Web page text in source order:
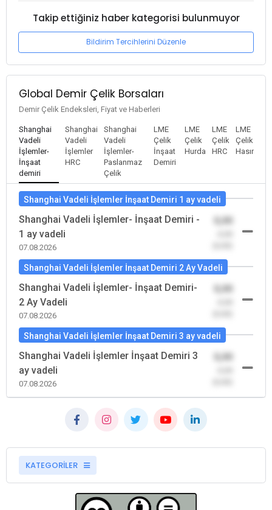
Takip ettiğiniz haber kategorisi bulunmuyor
Bildirim Tercihlerini Düzenle
Global Demir Çelik Borsaları
Demir Çelik Endeksleri, Fiyat ve Haberleri
Shanghai
Vadeli
İşlemler-
İnşaat
demiri
Shanghai
Vadeli
İşlemler
HRC
Shanghai
Vadeli
İşlemler-
Paslanmaz
Çelik
LME
Çelik
İnşaat
Demiri
LME
Çelik
Hurda
LME
Çelik
HRC
LME
Çelik
Hasır
Shanghai Vadeli İşlemler İnşaat Demiri 1 ay vadeli
Shanghai Vadeli İşlemler- İnşaat Demiri -
1 ay vadeli
07.08.2026
Shanghai Vadeli İşlemler İnşaat Demiri 2 Ay Vadeli
Shanghai Vadeli İşlemler- İnşaat Demiri-
2 Ay Vadeli
07.08.2026
Shanghai Vadeli İşlemler İnşaat Demiri 3 ay vadeli
Shanghai Vadeli İşlemler İnşaat Demiri 3
ay vadeli
07.08.2026
KATEGORİLER